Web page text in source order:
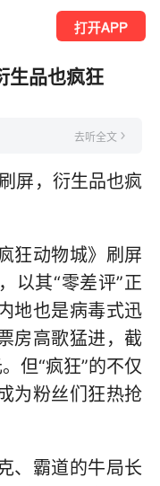
打开APP
生品也疯狂
去听全文
屏，衍生品也疯
狂动物城》刷屏
以其“零差评”正
地也是病毒式迅
房高歌猛进，截
但“疯狂”的不仅
为粉丝们狂热抢
、霸道的牛局长